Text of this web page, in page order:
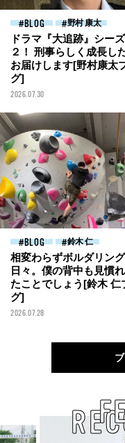
BLOG 野村 康太
ドラマ『大追跡』シー
２！ 刑事らしく成長し
お届けします[野村康太
グ]
2026.07.30
BLOG 鈴木 仁
相変わらずボルダリン
日々。僕の背中も見慣
たことでしょう[鈴木 仁
グ]
2026.07.28